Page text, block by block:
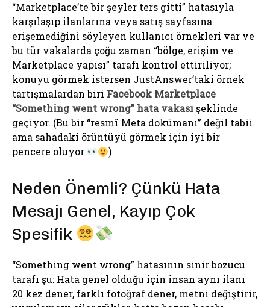
“Marketplace’te bir şeyler ters gitti” hatasıyla
karşılaşıp ilanlarına veya satış sayfasına
erişemediğini söyleyen kullanıcı örnekleri var ve
bu tür vakalarda çoğu zaman “bölge, erişim ve
Marketplace yapısı” tarafı kontrol ettiriliyor;
konuyu görmek istersen JustAnswer’taki örnek
tartışmalardan biri Facebook Marketplace
“Something went wrong” hata vakasışeklinde
geçiyor. (Bu bir “resmî Meta dokümanı” değil tabii
ama sahadaki örüntüyü görmek için iyi bir
pencere oluyor
)
Neden Önemli? Çünkü Hata
Mesajı Genel, Kayıp Çok
Spesifik
“Something went wrong” hatasının sinir bozucu
tarafı şu: Hata genel olduğu için insan aynı ilanı
20 kez dener, farklı fotoğraf dener, metni değiştirir,